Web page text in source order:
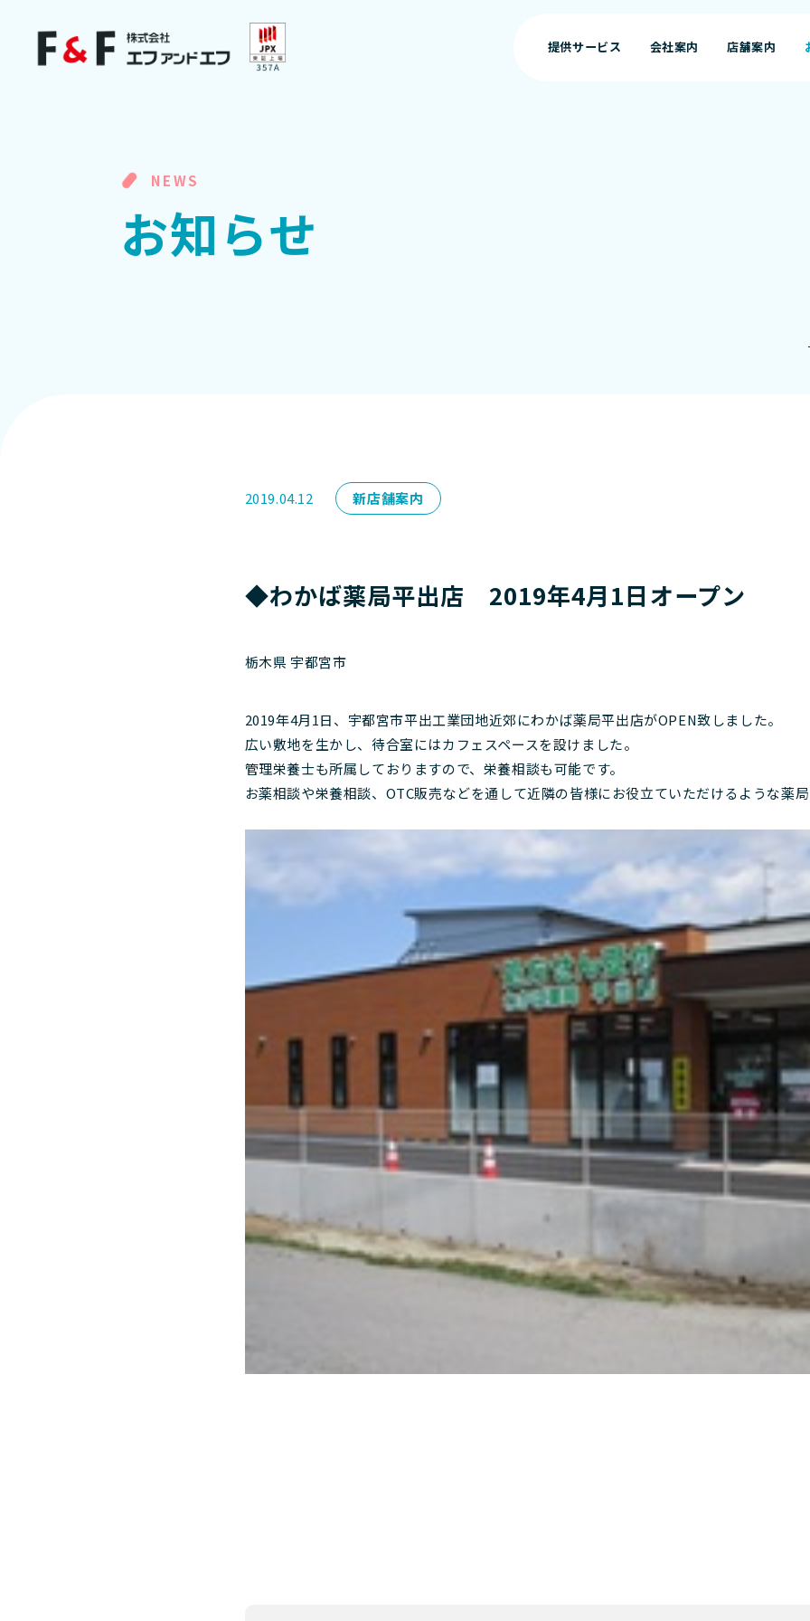
提供サービス
会社案内
店舗案内
NEWS
お知らせ
2019.04.12 新店舗案内
◆わかば薬局平出店 2019年4月1日オープン
栃木県 宇都宮市
2019年4月1日、宇都宮市平出工業団地近郊にわかば薬局平出店がOPEN致しました。
広い敷地を生かし、待合室にはカフェスペースを設けました。
管理栄養士も所属しておりますので、栄養相談も可能です。
お薬相談や栄養相談、OTC販売などを通して近隣の皆様にお役立ていただけるような薬局